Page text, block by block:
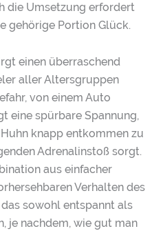
die Umsetzung erfordert
gehörige Portion Glück.
einen überraschend
aller Altersgruppen
von einem Auto
eine spürbare Spannung,
knapp entkommen zu
Adrenalinstoß sorgt.
aus einfacher
Verhalten des
sowohl entspannt als
je nachdem, wie gut man